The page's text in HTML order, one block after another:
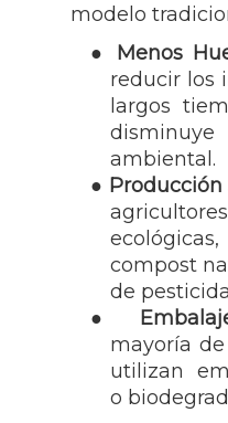
modelo
● Menos
reducir los
largos
ambiental.
●
compost
de
●
mayoría
utilizan
o